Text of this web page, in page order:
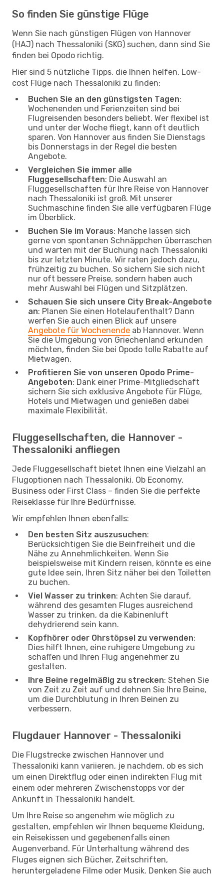
So finden Sie günstige Flüge
Wenn Sie nach günstigen Flügen von Hannover
(HAJ) nach Thessaloniki (SKG) suchen, dann sind Sie
finden bei Opodo richtig.
Hier sind 5 nützliche Tipps, die Ihnen helfen, Low-
cost Flüge nach Thessaloniki zu finden:
Buchen Sie an den günstigsten Tagen:
Wochenenden und Ferienzeiten sind bei
Flugreisenden besonders beliebt. Wer flexibel ist
und unter der Woche fliegt, kann oft deutlich
sparen. Von Hannover aus finden Sie Dienstags
bis Donnerstags in der Regel die besten
Angebote.
Vergleichen Sie immer alle
Fluggesellschaften: Die Auswahl an
Fluggesellschaften für Ihre Reise von Hannover
nach Thessaloniki ist groß. Mit unserer
Suchmaschine finden Sie alle verfügbaren Flüge
im Überblick.
Buchen Sie im Voraus: Manche lassen sich
gerne von spontanen Schnäppchen überraschen
und warten mit der Buchung nach Thessaloniki
bis zur letzten Minute. Wir raten jedoch dazu,
frühzeitig zu buchen. So sichern Sie sich nicht
nur oft bessere Preise, sondern haben auch
mehr Auswahl bei Flügen und Sitzplätzen.
Schauen Sie sich unsere City Break-Angebote
an: Planen Sie einen Hotelaufenthalt? Dann
werfen Sie auch einen Blick auf unsere
Angebote für Wochenende ab Hannover. Wenn
Sie die Umgebung von Griechenland erkunden
möchten, finden Sie bei Opodo tolle Rabatte auf
Mietwagen.
Profitieren Sie von unseren Opodo Prime-
Angeboten: Dank einer Prime-Mitgliedschaft
sichern Sie sich exklusive Angebote für Flüge,
Hotels und Mietwagen und genießen dabei
maximale Flexibilität.
Fluggesellschaften, die Hannover -
Thessaloniki anfliegen
Jede Fluggesellschaft bietet Ihnen eine Vielzahl an
Flugoptionen nach Thessaloniki. Ob Economy,
Business oder First Class – finden Sie die perfekte
Reiseklasse für Ihre Bedürfnisse.
Wir empfehlen Ihnen ebenfalls:
Den besten Sitz auszusuchen:
Berücksichtigen Sie die Beinfreiheit und die
Nähe zu Annehmlichkeiten. Wenn Sie
beispielsweise mit Kindern reisen, könnte es eine
gute Idee sein, Ihren Sitz näher bei den Toiletten
zu buchen.
Viel Wasser zu trinken: Achten Sie darauf,
während des gesamten Fluges ausreichend
Wasser zu trinken, da die Kabinenluft
dehydrierend sein kann.
Kopfhörer oder Ohrstöpsel zu verwenden:
Dies hilft Ihnen, eine ruhigere Umgebung zu
schaffen und Ihren Flug angenehmer zu
gestalten.
Ihre Beine regelmäßig zu strecken: Stehen Sie
von Zeit zu Zeit auf und dehnen Sie Ihre Beine,
um die Durchblutung in Ihren Beinen zu
verbessern.
Flugdauer Hannover - Thessaloniki
Die Flugstrecke zwischen Hannover und
Thessaloniki kann variieren, je nachdem, ob es sich
um einen Direktflug oder einen indirekten Flug mit
einem oder mehreren Zwischenstopps vor der
Ankunft in Thessaloniki handelt.
Um Ihre Reise so angenehm wie möglich zu
gestalten, empfehlen wir Ihnen bequeme Kleidung,
ein Reisekissen und gegebenenfalls einen
Augenverband. Für Unterhaltung während des
Fluges eignen sich Bücher, Zeitschriften,
heruntergeladene Filme oder Musik. Denken Sie auch